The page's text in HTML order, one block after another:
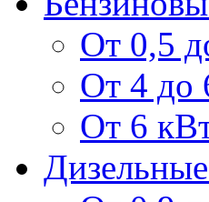
От 0,5
От 4 до
От 6